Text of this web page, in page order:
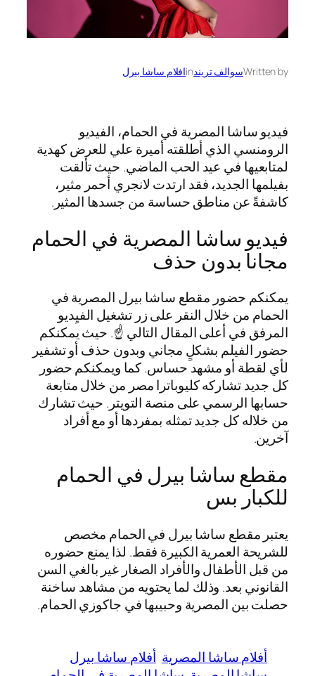
Written byسوالف تريندinافلام ساشا بيرل
فيديو ساشا المصرية في الحمام، الفيديو
الرومنسي الذي أطلقته أميرة علي للعرض كهدية
لمتابعيها في عيد الحب الماضي. حيث تألقت
بفيلمها الجديد، فقد ارتدت لانجري أحمر مثير،
كاشفةً عن مناطق حساسة من جسدها المثير.
فيديو ساشا المصرية في الحمام
مجانا بدون حذف
يمكنكم حضور مقطع ساشا بيرل المصرية في
الحمام من خلال النقر على زر تشغيل الفيِديو
المرفق في أعلى المقال التالي ☝️. حيث يمكنكم
حضور الفيلم بشكلٍ مجاني وبدون حذف أو تشفير
لأي لقطة أو مشهد حساس. كما ويمكنكم حضور
كل جديد تشاركه كليوباترا مصر من خلال متابعة
حسابها الرسمي على منصة التويتر. حيث تشارك
من خلاله كل جديد تمثله بمفردها أو مع أفراد
آخرين.
مقطع ساشا بيرل في الحمام
للكبار بس
يعتبر مقطع ساشا بيرل في الحمام مخصص
للشريحة العمرية الكبيرة فقط. لذا يمنع حضوره
من قبل الأطفال والأفراد الصغار غير بالغي السن
القانوني بعد. وذلك لما يحتويه من مشاهد ساخنة
حصلت بين المصرية وحبيبها في جاكوزي الحمام.
أفلام ساشا المصرية أفلام ساشا بيرل